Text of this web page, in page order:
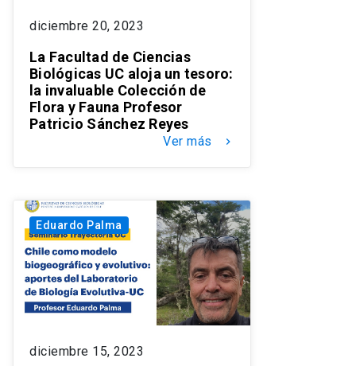
diciembre 20, 2023
La Facultad de Ciencias
Biológicas UC aloja un tesoro:
la invaluable Colección de
Flora y Fauna Profesor
Patricio Sánchez Reyes
Ver más keyboard_arrow_right
Eduardo Palma
diciembre 15, 2023